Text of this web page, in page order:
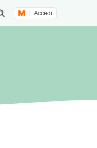
Inizia una ricerca
Accedi